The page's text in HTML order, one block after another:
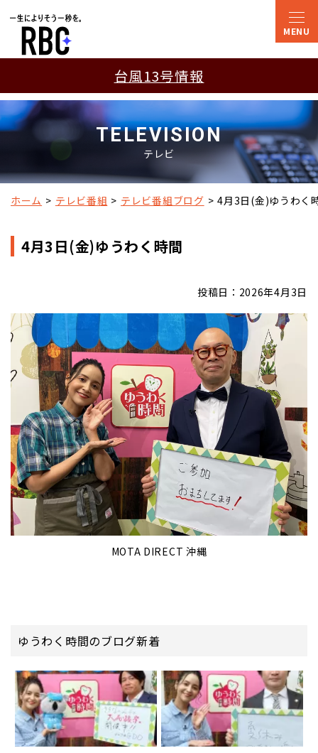
台風13号情報
TELEVISION
テレビ
ホーム テレビ番組 テレビ番組ブログ 4月3日(金)ゆうわく
4月3日(金)ゆうわく時間
投稿日：2026年4月3日
MOTA DIRECT 沖縄
ゆうわく時間のブログ新着